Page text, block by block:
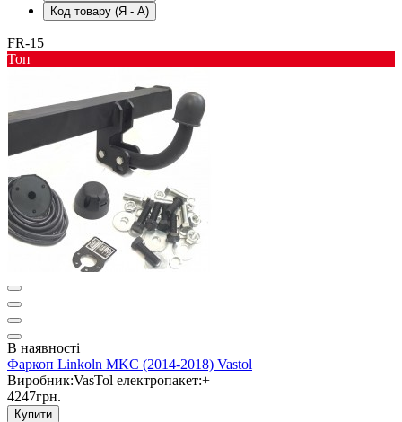
Код товару (Я - А)
FR-15
Toп
В наявності
Фаркоп Linkoln MKC (2014-2018) Vastol
Виробник:VasTol електропакет:+
4247грн.
Купити